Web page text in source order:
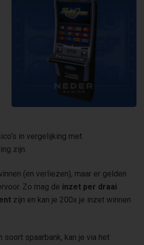
in vergelijking met
zijn.
(en verliezen), maar er gelden
Zo mag de inzet per draai
zijn en kan je 200x je inzet winnen
soort spaarbank, kan je via het